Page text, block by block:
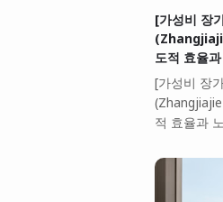
[가성비 장
도적 효율
[가성비 장
적 효율과